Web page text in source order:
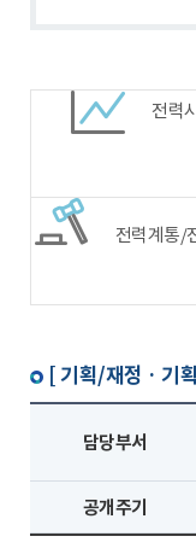
전력
전력계통/
[ 기획/재정 · 기
담당부서
공개주기